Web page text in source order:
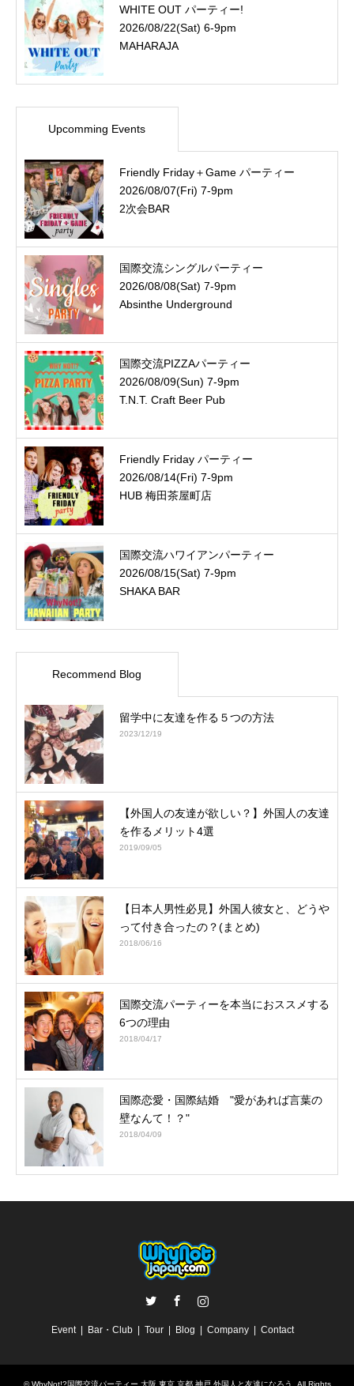
WHITE OUT パーティー!
2026/08/22(Sat) 6-9pm
MAHARAJA
Upcomming Events
Friendly Friday＋Game パーティー
2026/08/07(Fri) 7-9pm
2次会BAR
国際交流シングルパーティー
2026/08/08(Sat) 7-9pm
Absinthe Underground
国際交流PIZZAパーティー
2026/08/09(Sun) 7-9pm
T.N.T. Craft Beer Pub
Friendly Friday パーティー
2026/08/14(Fri) 7-9pm
HUB 梅田茶屋町店
国際交流ハワイアンパーティー
2026/08/15(Sat) 7-9pm
SHAKA BAR
Recommend Blog
留学中に友達を作る５つの方法
2023/12/19
【外国人の友達が欲しい？】外国人の友達
を作るメリット4選
2019/09/05
【日本人男性必見】外国人彼女と、どうや
って付き合ったの？(まとめ)
2018/06/16
国際交流パーティーを本当におススメする
6つの理由
2018/04/17
国際恋愛・国際結婚 "愛があれば言葉の
壁なんて！？"
2018/04/09
Event Bar・Club Tour Blog Company Contact